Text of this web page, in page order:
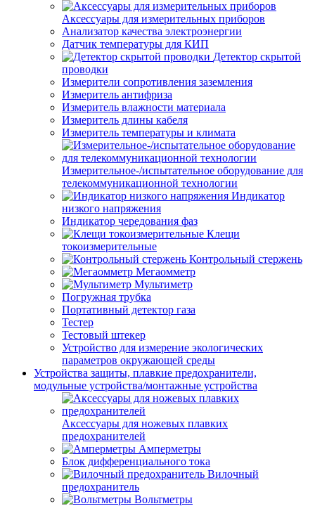
Аксессуары для измерительных приборов
Анализатор качества электроэнергии
Датчик температуры для КИП
Детектор скрытой
проводки
Измерители сопротивления заземления
Измеритель антифриза
Измеритель влажности материала
Измеритель длины кабеля
Измеритель температуры и климата
Измерительное-/испытательное оборудование для
телекоммуникационной технологии
Индикатор
низкого напряжения
Индикатор чередования фаз
Клещи
токоизмерительные
Контрольный стержень
Мегаомметр
Мультиметр
Погружная трубка
Портативный детектор газа
Тестер
Тестовый штекер
Устройство для измерение экологических
параметров окружающей среды
Устройства защиты, плавкие предохранители,
модульные устройства/монтажные устройства
Аксессуары для ножевых плавких
предохранителей
Амперметры
Блок дифференциального тока
Вилочный
предохранитель
Вольтметры